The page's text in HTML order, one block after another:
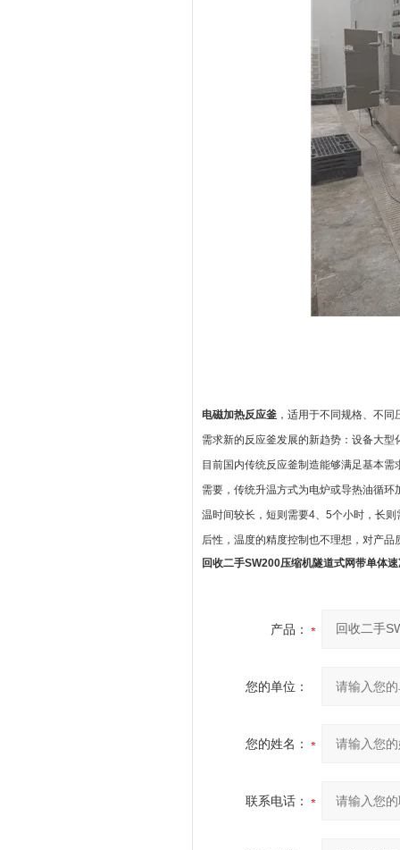
电磁加热反应釜 ，适用于不同规格、不
需求新的反应釜发展的新趋势：设备大
目前国内传统反应釜制造能够满足基本
需要，传统升温方式为电炉或导热油循
温时间较长，短则需要4、5个小时，长
后性，温度的精度控制也不理想，对产品
回收二手SW200压缩机隧道式网带单体
产品：
您的单位：
您的姓名：
联系电话：